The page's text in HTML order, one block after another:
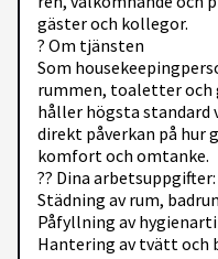
gäster och kollegor.
? Om tjänsten
Som
rummen, toaletter och
håller högsta standard
direkt påverkan på hur
komfort och omtanke.
?? Dina arbetsuppgifter:
Städning av rum,
Påfyllning av
Hantering av tvätt och